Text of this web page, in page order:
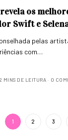
os
Swift e
pelas
com…
2 MINS DE LEITURA 0
1 2 3